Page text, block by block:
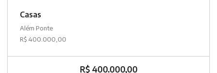
Casas
Além Ponte
R$ 400.000,00
R$ 400.000,00